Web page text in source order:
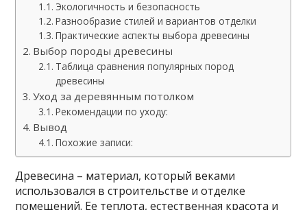
Экологичность и безопасность
Разнообразие стилей и вариантов отделки
Практические аспекты выбора древесины
Выбор породы древесины
Таблица сравнения популярных пород
древесины
Уход за деревянным потолком
Рекомендации по уходу:
Вывод
Похожие записи:
Древесина – материал, который веками
использовался в строительстве и отделке
помещений. Ее теплота, естественная красота и